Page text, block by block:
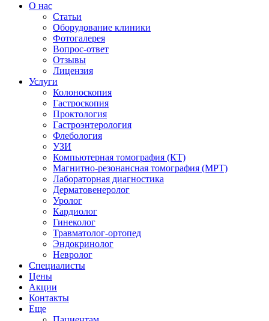
О нас
Статьи
Оборудование клиники
Фотогалерея
Вопрос-ответ
Отзывы
Лицензия
Услуги
Колоноскопия
Гастроскопия
Проктология
Гастроэнтерология
Флебология
УЗИ
Компьютерная томография (КТ)
Магнитно-резонансная томография (МРТ)
Лабораторная диагностика
Дерматовенеролог
Уролог
Кардиолог
Гинеколог
Травматолог-ортопед
Эндокринолог
Невролог
Специалисты
Цены
Акции
Контакты
Еще